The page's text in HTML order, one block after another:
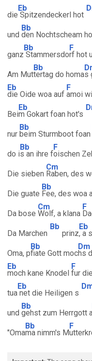
die
Eb
Spitzendeckerl hot
und
Bb
den Nochtscheam
ganz
Bb
Stammersdo
F
rf hot
Am Mut
Bb
tertag do homas
Eb
die Oide woa auf
F
amoi
Bei
Eb
m Gokart foan hot's
nur
Bb
beim Sturmboot foan
do i
Bb
s an ihre f
F
oischen
Die sieben
Cm
Raben, des
Die guate
Bb
Fee, des woa
Da bose
Cm
Wolf, a klana
F
Da Marchen
Bb
prinz
Eb
, a
Oma, p
Bb
fiate Gott moc
Dm
hs
Eb
moch kane Knodel
F
fur
tua
Eb
net die Heiligen s
und
Bb
gehst zum Herrgott
"Oma
Bb
ma nimm's M
F